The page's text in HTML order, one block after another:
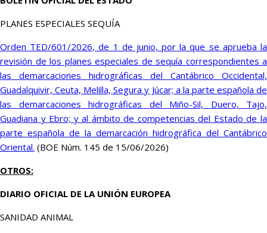
PLANES ESPECIALES SEQUÍA
Orden TED/601/2026, de 1 de junio, por la que se aprueba la
revisión de los planes especiales de sequía correspondientes a
las demarcaciones hidrográficas del Cantábrico Occidental,
Guadalquivir, Ceuta, Melilla, Segura y Júcar; a la parte española de
las demarcaciones hidrográficas del Miño-Sil, Duero, Tajo,
Guadiana y Ebro; y al ámbito de competencias del Estado de la
parte española de la demarcación hidrográfica del Cantábrico
Oriental. (BOE Núm. 145 de 15/06/2026)
OTROS:
DIARIO OFICIAL DE LA UNIÓN EUROPEA
SANIDAD ANIMAL